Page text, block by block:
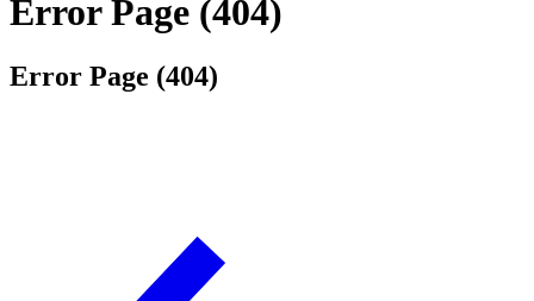
Error Page (404)
Error Page (404)